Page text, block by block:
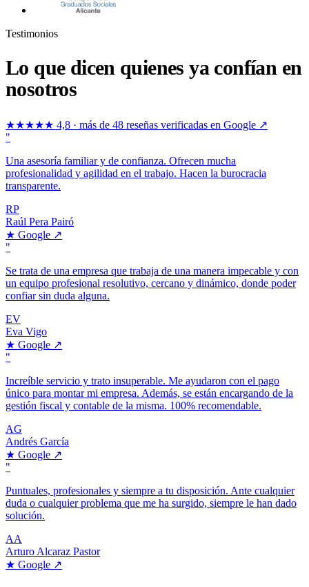
Testimonios
Lo que dicen quienes ya confían en
nosotros
★★★★★ 4,8 · más de 48 reseñas verificadas en Google ↗
"
Una asesoría familiar y de confianza. Ofrecen mucha
profesionalidad y agilidad en el trabajo. Hacen la burocracia
transparente.
RP
Raúl Pera Pairó
★ Google ↗
"
Se trata de una empresa que trabaja de una manera impecable y con
un equipo profesional resolutivo, cercano y dinámico, donde poder
confiar sin duda alguna.
EV
Eva Vigo
★ Google ↗
"
Increíble servicio y trato insuperable. Me ayudaron con el pago
único para montar mi empresa. Además, se están encargando de la
gestión fiscal y contable de la misma. 100% recomendable.
AG
Andrés García
★ Google ↗
"
Puntuales, profesionales y siempre a tu disposición. Ante cualquier
duda o cualquier problema que me ha surgido, siempre le han dado
solución.
AA
Arturo Alcaraz Pastor
★ Google ↗